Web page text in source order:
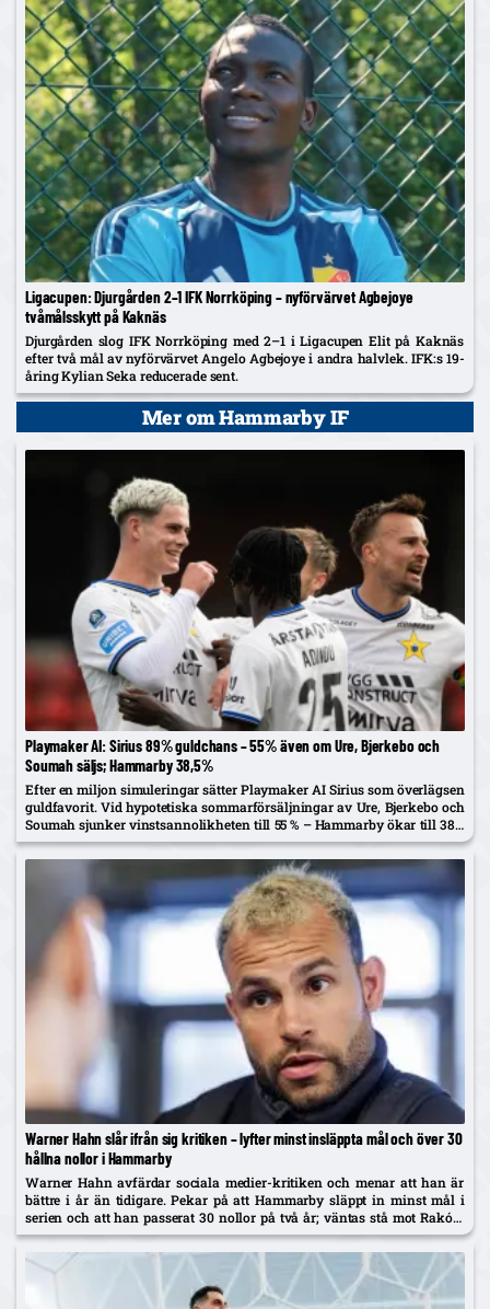
Ligacupen: Djurgården 2–1 IFK Norrköping – nyförvärvet Agbejoye
tvåmålsskytt på Kaknäs
Djurgården slog IFK Norrköping med 2–1 i Ligacupen Elit på Kaknäs
efter två mål av nyförvärvet Angelo Agbejoye i andra halvlek. IFK:s 19-
åring Kylian Seka reducerade sent.
Mer om Hammarby IF
Playmaker AI: Sirius 89% guldchans – 55% även om Ure, Bjerkebo och
Soumah säljs; Hammarby 38,5%
Efter en miljon simuleringar sätter Playmaker AI Sirius som överlägsen
guldfavorit. Vid hypotetiska sommarförsäljningar av Ure, Bjerkebo och
Soumah sjunker vinstsannolikheten till 55 % – Hammarby ökar till 38,5
%.
Warner Hahn slår ifrån sig kritiken – lyfter minst insläppta mål och över 30
hållna nollor i Hammarby
Warner Hahn avfärdar sociala medier-kritiken och menar att han är
bättre i år än tidigare. Pekar på att Hammarby släppt in minst mål i
serien och att han passerat 30 nollor på två år; väntas stå mot Raków
på torsdag.